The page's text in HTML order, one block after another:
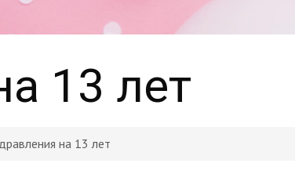
13 лет
на 13 лет